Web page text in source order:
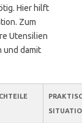
Hier hilft
Zum
Utensilien
und damit